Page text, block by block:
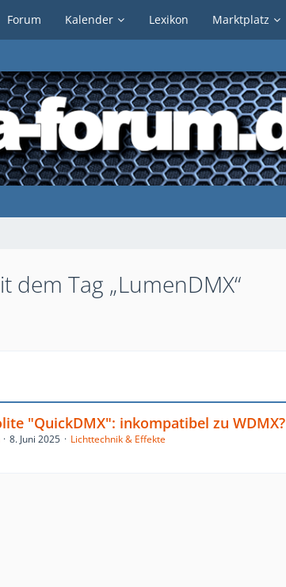
Forum Kalender Lexikon Marktplatz
dem Tag „LumenDMX“
"QuickDMX": inkompatibel zu WDMX?
8. Juni 2025 Lichttechnik & Effekte